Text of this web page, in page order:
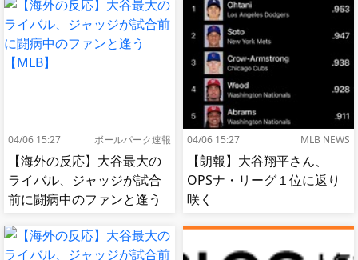
04/06 15:27 ボールパーク速報
【海外の反応】大谷最大の
ライバル、ジャッジが試合
前に闘病中のファンと逢う
04/06 15:27 MLB NEWS
【朗報】大谷翔平さん、
OPSナ・リーグ１位に返り
咲く